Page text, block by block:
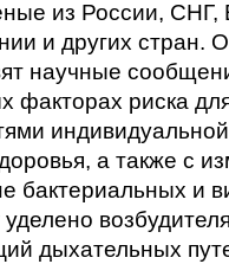
из России, СНГ,
и других стран.
научные
факторах риска
а также с
бактериальных и
дыхательных